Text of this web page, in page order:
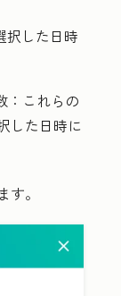
択した日時
これらの
した日時に
す。